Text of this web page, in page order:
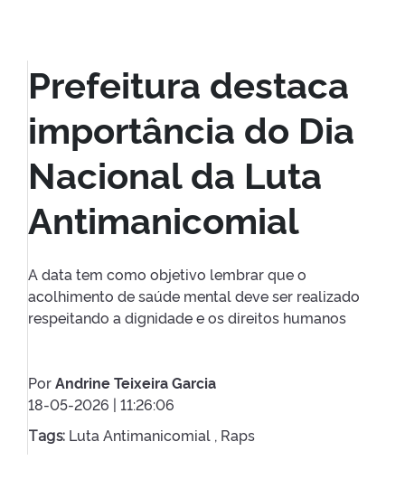
Prefeitura destaca
importância do Dia
Nacional da Luta
Antimanicomial
A data tem como objetivo lembrar que o
acolhimento de saúde mental deve ser realizado
respeitando a dignidade e os direitos humanos
PorAndrine Teixeira Garcia
18-05-2026 | 11:26:06
Tags: Luta Antimanicomial , Raps